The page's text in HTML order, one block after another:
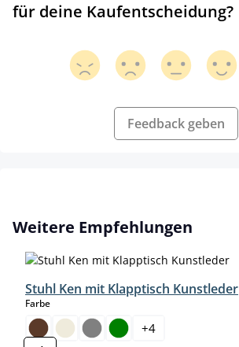
für deine Kaufentscheidung?
Feedback geben
Produktgalerie überspringen
Weitere Empfehlungen
Stuhl Ken mit Klapptisch Kunstleder
Farbeauswählen
+4